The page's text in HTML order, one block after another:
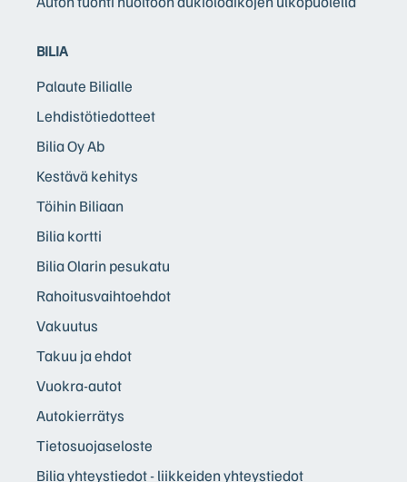
BILIA
Palaute Bilialle
Lehdistötiedotteet
Bilia Oy Ab
Kestävä kehitys
Töihin Biliaan
Bilia kortti
Bilia Olarin pesukatu
Rahoitusvaihtoehdot
Vakuutus
Takuu ja ehdot
Vuokra-autot
Autokierrätys
Tietosuojaseloste
Bilia yhteystiedot - liikkeiden yhteystiedot